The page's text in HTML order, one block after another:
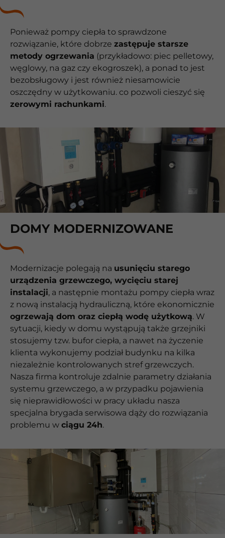
Ponieważ pompy ciepła to sprawdzone
rozwiązanie, które dobrze zastępuje starsze
metody ogrzewania (przykładowo: piec pelletowy,
węglowy, na gaz czy ekogroszek), a ponad to jest
bezobsługowy i jest również niesamowicie
oszczędny w użytkowaniu. co pozwoli cieszyć się
zerowymi rachunkami.
DOMY MODERNIZOWANE
Modernizacje polegają na usunięciu starego
urządzenia grzewczego, wycięciu starej
instalacji, a następnie montażu pompy ciepła wraz
z nową instalacją hydrauliczną, które ekonomicznie
ogrzewają dom oraz ciepłą wodę użytkową. W
sytuacji, kiedy w domu wystąpują także grzejniki
stosujemy tzw. bufor ciepła, a nawet na życzenie
klienta wykonujemy podział budynku na kilka
niezależnie kontrolowanych stref grzewczych.
Nasza firma kontroluje zdalnie parametry działania
systemu grzewczego, a w przypadku pojawienia
się nieprawidłowości w pracy układu nasza
specjalna brygada serwisowa dąży do rozwiązania
problemu w ciągu 24h.